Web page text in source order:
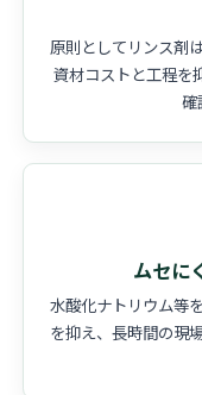
原則としてリンス剤
資材コストと工程を
確
ムセに
水酸化ナトリウム等
を抑え、長時間の現